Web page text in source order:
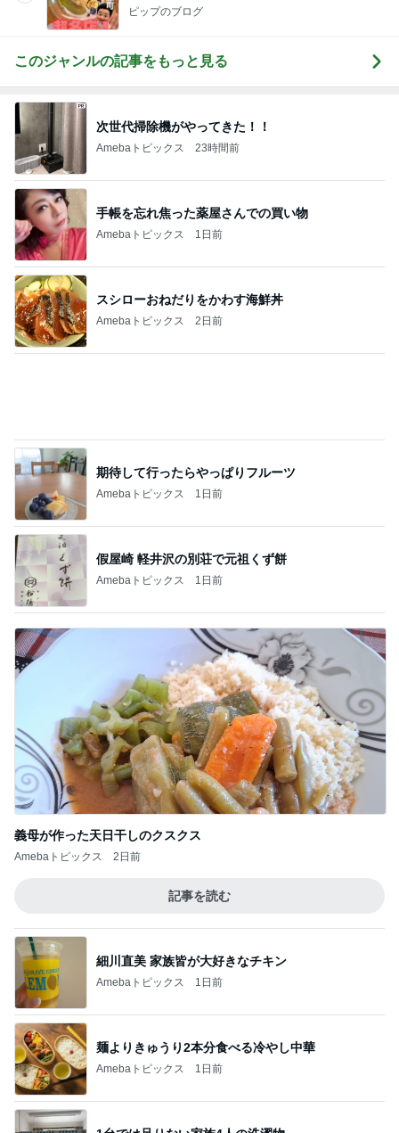
Amebaトピックス 23時間前
手帳を忘れ焦った薬屋さんでの買い物
Amebaトピックス 1日前
スシローおねだりをかわす海鮮丼
Amebaトピックス 2日前
假屋崎 軽井沢の別荘で元祖くず餅
Amebaトピックス 1日前
義母が作った天日干しのクスクス
Amebaトピックス 2日前
記事を読む
Amebaトピックス 1日前
麺よりきゅうり2本分食べる冷やし中華
Amebaトピックス 1日前
1台では足りない家族4人の洗濯物
Amebaトピックス 1日前